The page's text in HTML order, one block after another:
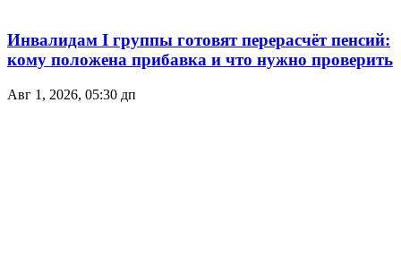
Инвалидам I группы готовят перерасчёт пенсий:
кому положена прибавка и что нужно проверить
Авг 1, 2026, 05:30 дп